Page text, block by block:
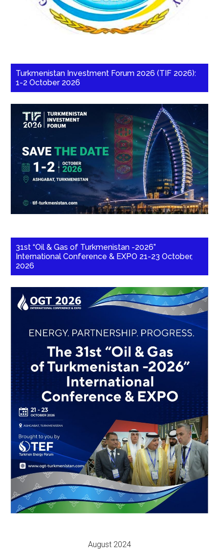
Turkmenistan Investment Forum 2026 (TIF 2026):
1-2 October 2026
31st “Oil & Gas of Turkmenistan -2026”
International Conference & EXPO 21-23 October,
2026
August 2024